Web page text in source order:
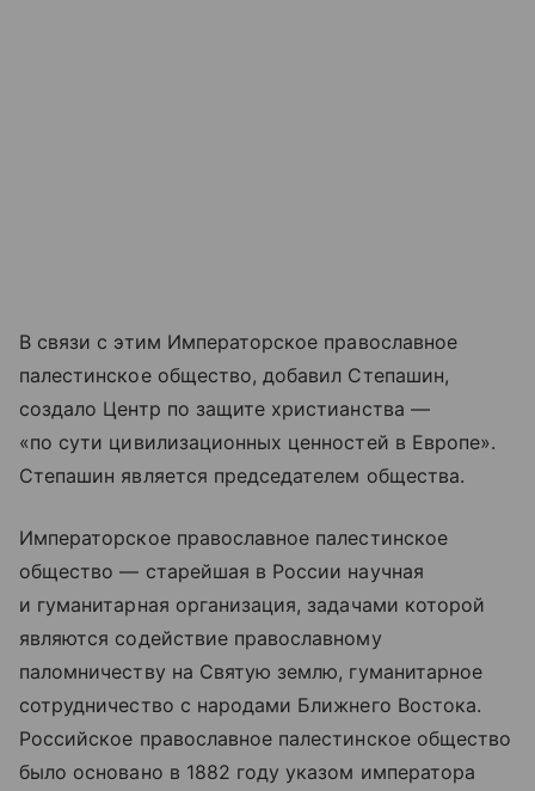
В связи с этим Императорское православное
палестинское общество, добавил Степашин,
создало Центр по защите христианства —
«по сути цивилизационных ценностей в Европе».
Степашин является председателем общества.
Императорское православное палестинское
общество — старейшая в России научная
и гуманитарная организация, задачами которой
являются содействие православному
паломничеству на Святую землю, гуманитарное
сотрудничество с народами Ближнего Востока.
Российское православное палестинское общество
было основано в 1882 году указом императора